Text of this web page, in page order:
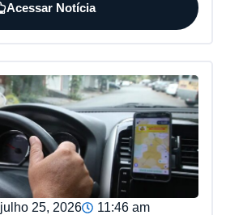
Acessar Notícia
julho 25, 2026
11:46 am